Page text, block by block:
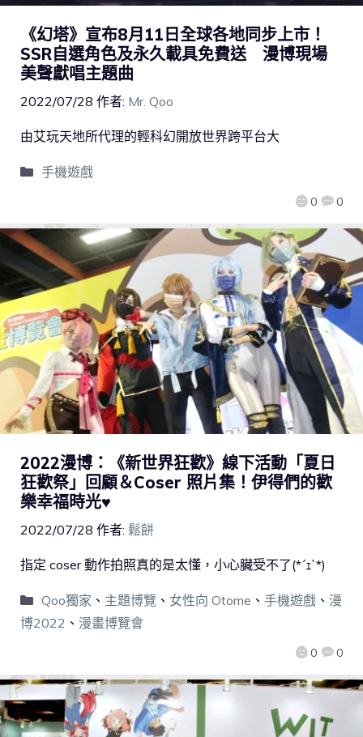
《幻塔》宣布8月11日全球各地同步上市！
SSR自選角色及永久載具免費送 漫博現場
美聲獻唱主題曲
2022/07/28 作者: Mr. Qoo
0 0
由艾玩天地所代理的輕科幻開放世界跨平台大
手機遊戲
2022漫博：《新世界狂歡》線下活動「夏日
狂歡祭」回顧＆Coser 照片集！伊得們的歡
樂幸福時光♥
2022/07/28 作者: 鬆餅
0 0
指定 coser 動作拍照真的是太懂，小心臟受不了(*´ｪ`*)
Qoo獨家 、 主題博覽 、 女性向 Otome 、 手機遊戲、 漫
博2022 、 漫畫博覽會